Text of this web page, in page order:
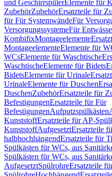
und GeschirrspülerElemente für
ZubehörZubehörErsatzteile für
für Für SystemwändeFür
VersorgungssystemeFür
KombifixMontageelemente
MontageelementeElemente für
WCsElemente für Waschtische
WaschtischeElemente für Bidets
BidetsElemente für Urinale
UrinaleElemente für Duschen
DuschenZubehörErsatzteile für
BefestigungenErsatzteile für Für
BefestigungenAufputzspülkästen
KunststoffErsatzteile für AP-
KunststoffAufgesetztErsatzteile
halbhochhängendErsatzteile für
Spülkästen für WCs, aus
Spülkästen für WCs, aus
AufgesetztSpülrohreErsatzteile